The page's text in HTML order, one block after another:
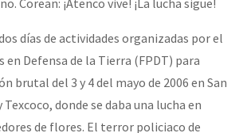
días de actividades organizadas por el
en Defensa de la Tierra (FPDT) para
brutal del 3 y 4 del mayo de 2006 en San
donde se daba una lucha en
de flores. El terror policiaco de